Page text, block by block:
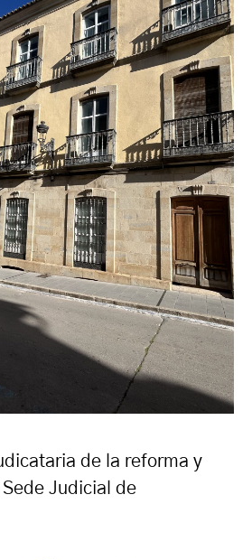
de la reforma y
Judicial de